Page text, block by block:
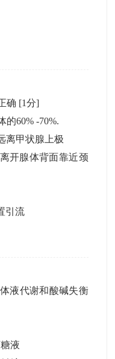
确 [1分]
的60% -70%.
离甲状腺上极
开腺体背面靠近颈
引流
液代谢和酸碱失衡
液